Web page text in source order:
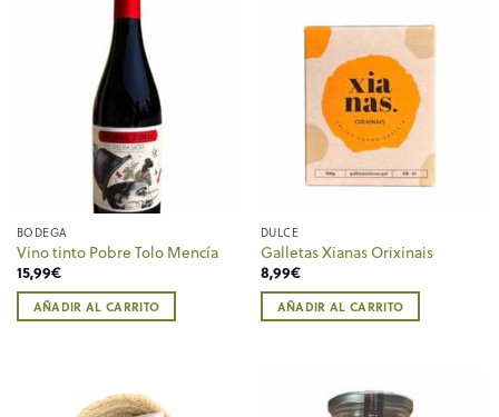
BODEGA
Vino tinto Pobre Tolo Mencía
15,99€
AÑADIR AL CARRITO
DULCE
Galletas Xianas Orixinais
8,99€
AÑADIR AL CARRITO